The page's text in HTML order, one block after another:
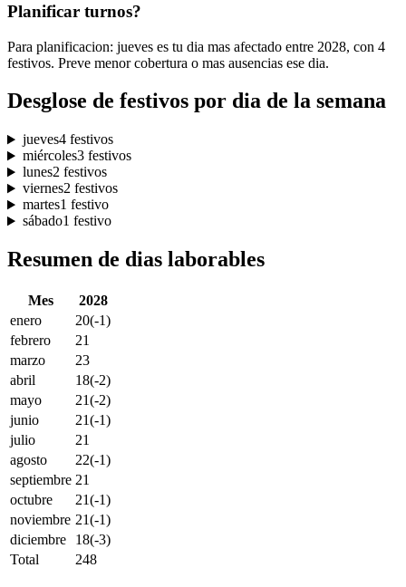
Planificar turnos?
Para planificacion: jueves es tu dia mas afectado entre 2028, con 4
festivos. Preve menor cobertura o mas ausencias ese dia.
Desglose de festivos por dia de la semana
jueves4 festivos
miércoles3 festivos
lunes2 festivos
viernes2 festivos
martes1 festivo
sábado1 festivo
Resumen de dias laborables
Mes
2028
enero
20(-1)
febrero
21
marzo
23
abril
18(-2)
mayo
21(-2)
junio
21(-1)
julio
21
agosto
22(-1)
septiembre 21
octubre
21(-1)
noviembre 21(-1)
diciembre
18(-3)
Total
248